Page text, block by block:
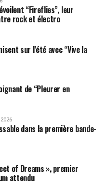
“Fireflies”, leur
rock et électro
sur l’été avec “Vive la
de “Pleurer en
dans la première bande-
of Dreams », premier
attendu